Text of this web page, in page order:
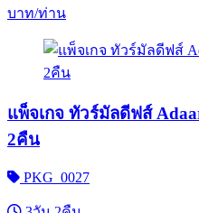
บาท/ท่าน
แพ็จเกจ ทัวร์มัลดีฟส์
2คืน
PKG_0027